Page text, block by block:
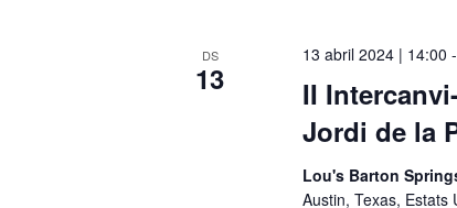
c
i
o
a
DS
13
II
Jordi de la
13 abril 2024 | 14:00
Lou's Barton
Austin, Texas, Estats